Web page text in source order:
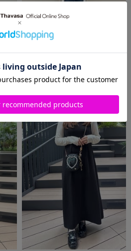
2026.08.07